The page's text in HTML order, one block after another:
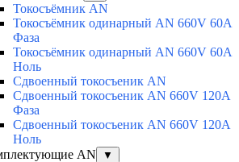
Токосъёмник AN
Токосъёмник одинарный AN 660V 60A
Фаза
Токосъёмник одинарный AN 660V 60A
Ноль
Сдвоенный токосъеник AN
Сдвоенный токосъеник AN 660V 120A
Фаза
Сдвоенный токосъеник AN 660V 120A
Ноль
AN
▼